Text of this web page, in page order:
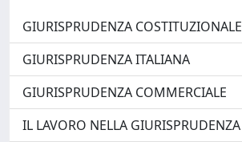
GIURISPRUDENZA COSTITUZIONALE
GIURISPRUDENZA ITALIANA
GIURISPRUDENZA COMMERCIALE
IL LAVORO NELLA GIURISPRUDENZA